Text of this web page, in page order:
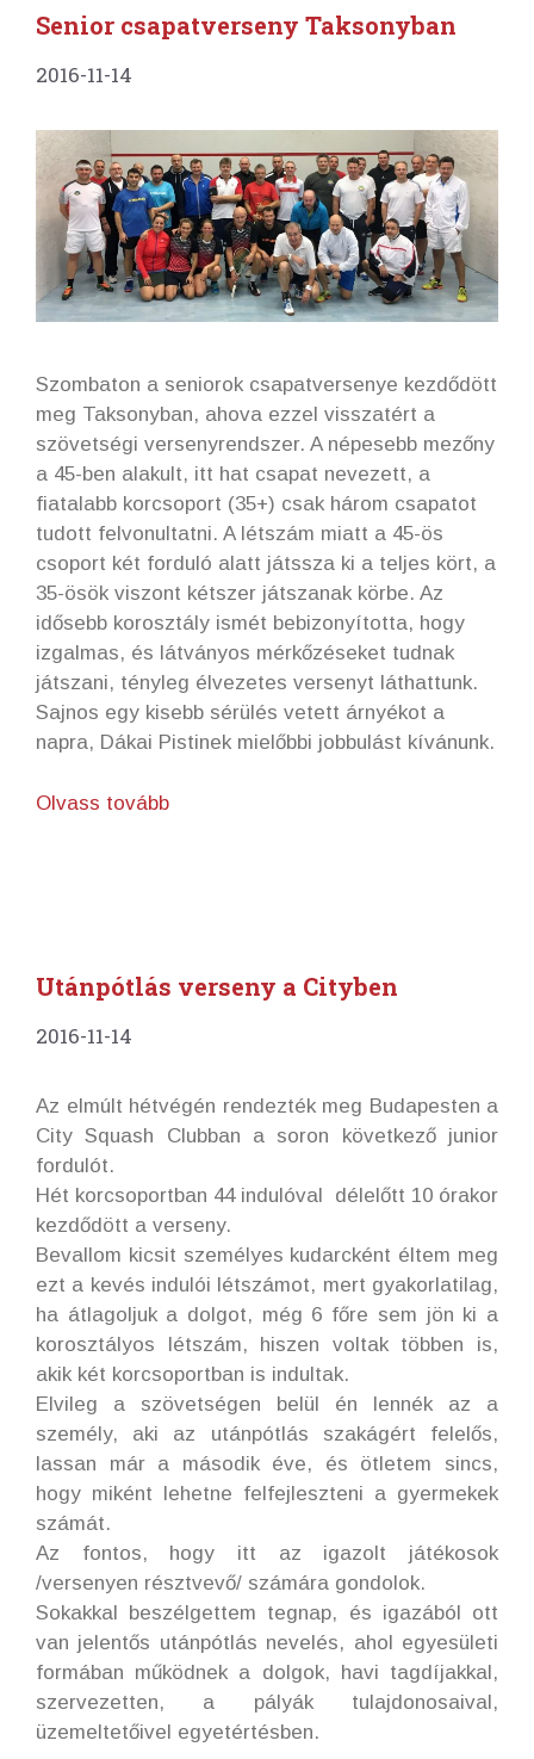
Senior csapatverseny Taksonyban
2016-11-14
Szombaton a seniorok csapatversenye kezdődött
meg Taksonyban, ahova ezzel visszatért a
szövetségi versenyrendszer. A népesebb mezőny
a 45-ben alakult, itt hat csapat nevezett, a
fiatalabb korcsoport (35+) csak három csapatot
tudott felvonultatni. A létszám miatt a 45-ös
csoport két forduló alatt játssza ki a teljes kört, a
35-ösök viszont kétszer játszanak körbe. Az
idősebb korosztály ismét bebizonyította, hogy
izgalmas, és látványos mérkőzéseket tudnak
játszani, tényleg élvezetes versenyt láthattunk.
Sajnos egy kisebb sérülés vetett árnyékot a
napra, Dákai Pistinek mielőbbi jobbulást kívánunk.
Olvass tovább
Utánpótlás verseny a Cityben
2016-11-14
Az elmúlt hétvégén rendezték meg Budapesten a
City Squash Clubban a soron következő junior
fordulót.
Hét korcsoportban 44 indulóval délelőtt 10 órakor
kezdődött a verseny.
Bevallom kicsit személyes kudarcként éltem meg
ezt a kevés indulói létszámot, mert gyakorlatilag,
ha átlagoljuk a dolgot, még 6 főre sem jön ki a
korosztályos létszám, hiszen voltak többen is,
akik két korcsoportban is indultak.
Elvileg a szövetségen belül én lennék az a
személy, aki az utánpótlás szakágért felelős,
lassan már a második éve, és ötletem sincs,
hogy miként lehetne felfejleszteni a gyermekek
számát.
Az fontos, hogy itt az igazolt játékosok
/versenyen résztvevő/ számára gondolok.
Sokakkal beszélgettem tegnap, és igazából ott
van jelentős utánpótlás nevelés, ahol egyesületi
formában működnek a dolgok, havi tagdíjakkal,
szervezetten, a pályák tulajdonosaival,
üzemeltetőivel egyetértésben.